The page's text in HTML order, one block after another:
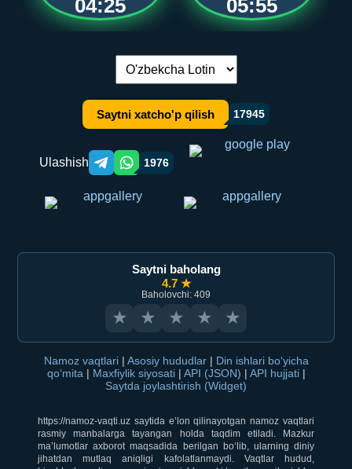
04:25 05:55
Tilni almashtirish:
Saytni xatcho'p qilish 17945
Ulashish Telegram orqali ulashish
WhatsApp orqali ulashish
1976
Saytni baholang
4.7 ★
Baholovchi: 409
★ ★ ★ ★ ★
Namoz vaqtlari | Asosiy hududlar | Din ishlari bo‘yicha
qo‘mita | Maxfiylik siyosati | API (JSON) | API hujjati |
Saytda joylashtirish (Widget)
https://namoz-vaqti.uz saytida e’lon qilinayotgan namoz vaqtlari
rasmiy manbalarga tayangan holda taqdim etiladi. Mazkur
ma’lumotlar axborot maqsadida berilgan bo‘lib, ularning diniy
jihatdan mutlaq aniqligi kafolatlanmaydi. Vaqtlar hudud,